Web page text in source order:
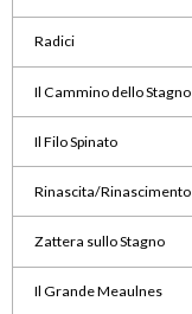
Radici
Il Cammino dello Stagno
Il Filo Spinato
Rinascita/Rinascimento
Zattera sullo Stagno
Il Grande Meaulnes